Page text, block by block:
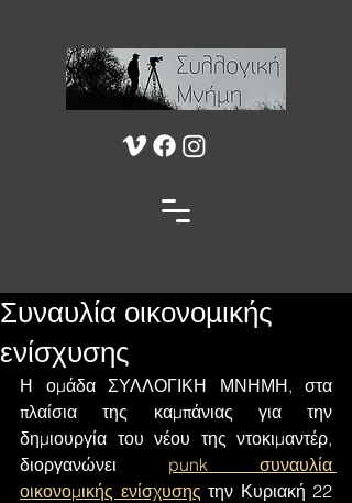
Συναυλία οικονομικής
ενίσχυσης
Η ομάδα ΣΥΛΛΟΓΙΚΗ ΜΝΗΜΗ, στα
πλαίσια της καμπάνιας για την
δημιουργία του νέου της ντοκιμαντέρ,
διοργανώνει punk συναυλία
οικονομικής ενίσχυσης την Κυριακή 22